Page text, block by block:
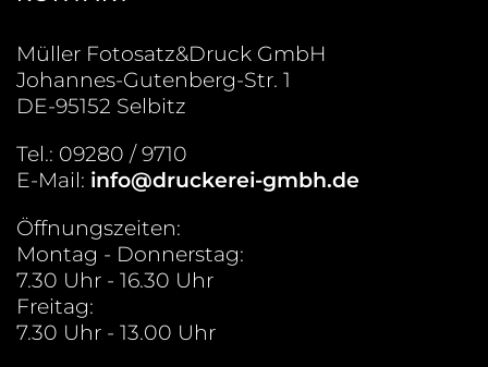
Müller Fotosatz&Druck GmbH
Johannes-Gutenberg-Str. 1
DE-95152 Selbitz
Tel.: 09280 / 9710
E-Mail: info@druckerei-gmbh.de
Öffnungszeiten:
Montag - Donnerstag:
7.30 Uhr - 16.30 Uhr
Freitag:
7.30 Uhr - 13.00 Uhr